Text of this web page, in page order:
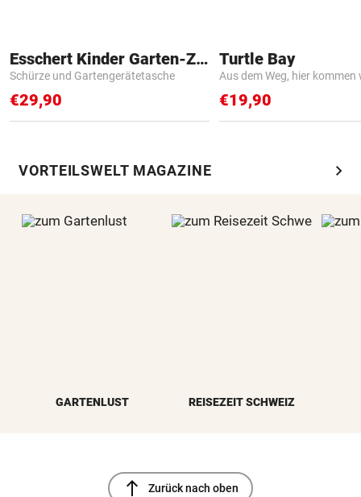
Esschert Kinder Garten-Zubehör
Schürze und Gartengerätetasche
€29,90
Turtle Bay
Aus dem Weg, hier kommen
€19,90
VORTEILSWELT MAGAZINE chevron_right
GARTENLUST REISEZEIT SCHWEIZ
north Zurück nach oben